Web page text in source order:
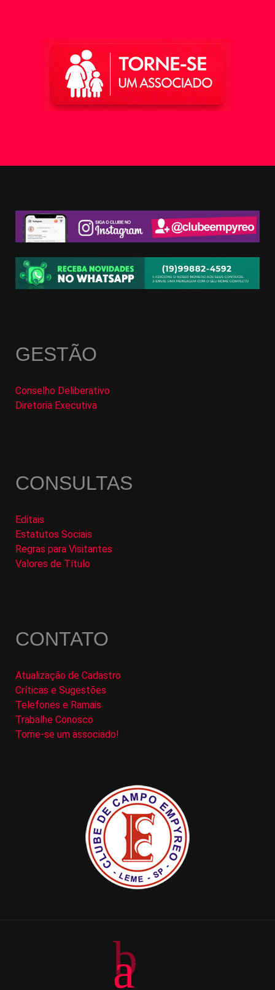
GESTÃO
Conselho Deliberativo
Diretoria Executiva
CONSULTAS
Editais
Estatutos Sociais
Regras para Visitantes
Valores de Título
CONTATO
Atualização de Cadastro
Críticas e Sugestões
Telefones e Ramais
Trabalhe Conosco
Torne-se um associado!